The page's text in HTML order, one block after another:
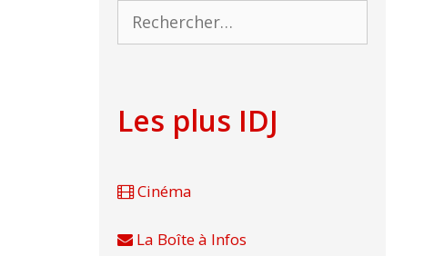
Rechercher :
Les plus IDJ
Cinéma
La Boîte à Infos